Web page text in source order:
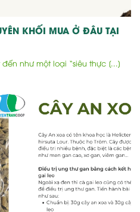
KHỐI MUA Ở ĐÂU TẠI
như một loại “siêu thực [...]